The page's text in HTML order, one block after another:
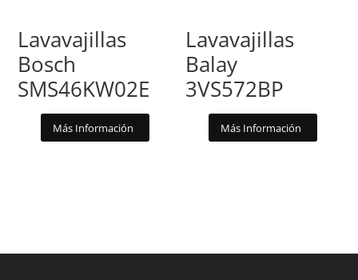
Lavavajillas
Bosch
SMS46KW02E
Más Información
Lavavajillas
Balay
3VS572BP
Más Información